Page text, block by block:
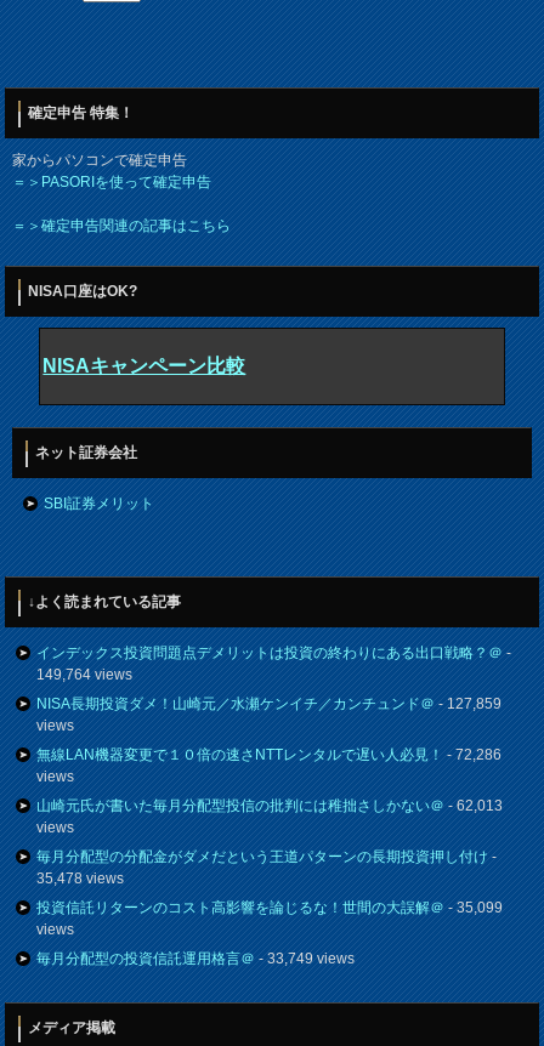
確定申告 特集！
家からパソコンで確定申告
＝＞PASORIを使って確定申告
＝＞確定申告関連の記事はこちら
NISA口座はOK?
NISAキャンペーン比較
ネット証券会社
SBI証券メリット
↓よく読まれている記事
インデックス投資問題点デメリットは投資の終わりにある出口戦略？＠-
149,764 views
NISA長期投資ダメ！山崎元／水瀬ケンイチ／カンチュンド＠- 127,859
views
無線LAN機器変更で１０倍の速さNTTレンタルで遅い人必見！- 72,286
views
山崎元氏が書いた毎月分配型投信の批判には稚拙さしかない＠- 62,013
views
毎月分配型の分配金がダメだという王道パターンの長期投資押し付け-
35,478 views
投資信託リターンのコスト高影響を論じるな！世間の大誤解＠- 35,099
views
毎月分配型の投資信託運用格言＠- 33,749 views
メディア掲載